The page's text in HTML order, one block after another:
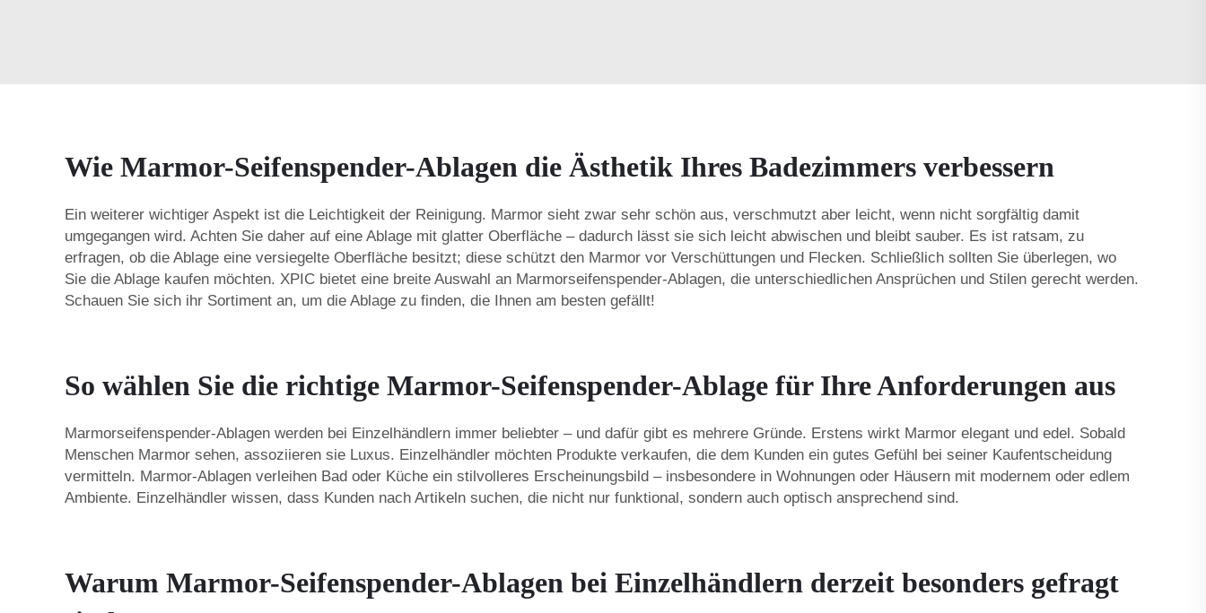
Wie Marmor-Seifenspender-Ablagen die Ästhetik Ihres Badezimmers verbessern
Ein weiterer wichtiger Aspekt ist die Leichtigkeit der Reinigung. Marmor sieht zwar sehr schön aus, verschmutzt aber leicht, wenn nicht sorgfältig damit
umgegangen wird. Achten Sie daher auf eine Ablage mit glatter Oberfläche – dadurch lässt sie sich leicht abwischen und bleibt sauber. Es ist ratsam, zu
erfragen, ob die Ablage eine versiegelte Oberfläche besitzt; diese schützt den Marmor vor Verschüttungen und Flecken. Schließlich sollten Sie überlegen, wo
Sie die Ablage kaufen möchten. XPIC bietet eine breite Auswahl an Marmorseifenspender-Ablagen, die unterschiedlichen Ansprüchen und Stilen gerecht werden.
Schauen Sie sich ihr Sortiment an, um die Ablage zu finden, die Ihnen am besten gefällt!
So wählen Sie die richtige Marmor-Seifenspender-Ablage für Ihre Anforderungen aus
Marmorseifenspender-Ablagen werden bei Einzelhändlern immer beliebter – und dafür gibt es mehrere Gründe. Erstens wirkt Marmor elegant und edel. Sobald
Menschen Marmor sehen, assoziieren sie Luxus. Einzelhändler möchten Produkte verkaufen, die dem Kunden ein gutes Gefühl bei seiner Kaufentscheidung
vermitteln. Marmor-Ablagen verleihen Bad oder Küche ein stilvolleres Erscheinungsbild – insbesondere in Wohnungen oder Häusern mit modernem oder edlem
Ambiente. Einzelhändler wissen, dass Kunden nach Artikeln suchen, die nicht nur funktional, sondern auch optisch ansprechend sind.
Warum Marmor-Seifenspender-Ablagen bei Einzelhändlern derzeit besonders gefragt